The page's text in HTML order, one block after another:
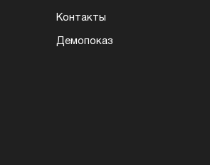
Контакты
Демопоказ